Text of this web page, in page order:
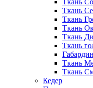
Ткань
Ткань
Ткань
Ткань
Ткань
Ткань
Габардин
Ткань
Ткань
Кедер